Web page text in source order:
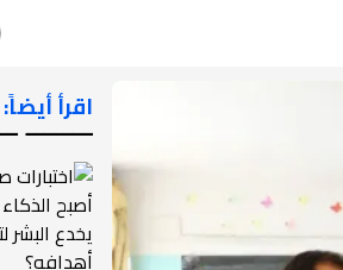
اقرأ أيضاً:
ـــــــ